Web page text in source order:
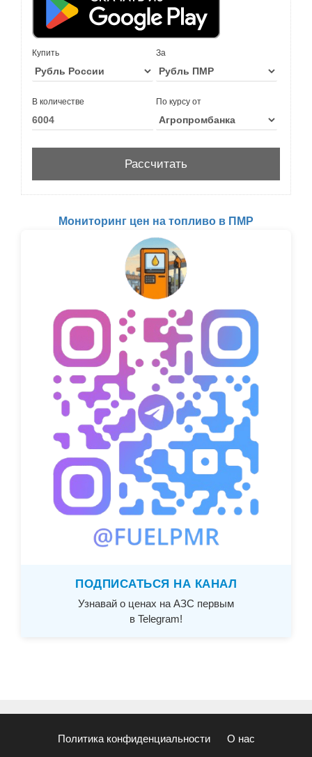
Купить За
В количестве По курсу от
Мониторинг цен на топливо в ПМР
ПОДПИСАТЬСЯ НА КАНАЛ
Узнавай о ценах на АЗС первым
в Telegram!
Политика конфиденциальности О нас